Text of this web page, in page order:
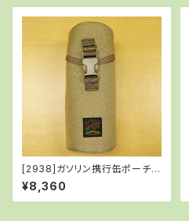
[2938]ガソリン携行缶ポーチ/
TAN
¥8,360